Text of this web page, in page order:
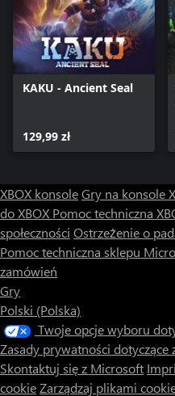
KAKU - Ancient Seal
129,99 zł
XBOX konsoleGry na konsole
do XBOX Pomoc techniczna
społeczności Ostrzeżenie o
Pomoc techniczna sklepu
zamówień
Gry
Polski (Polska)
Twoje opcje wyboru
Zasady prywatności
Skontaktuj się z Microsoft
cookieZarządzaj plikami